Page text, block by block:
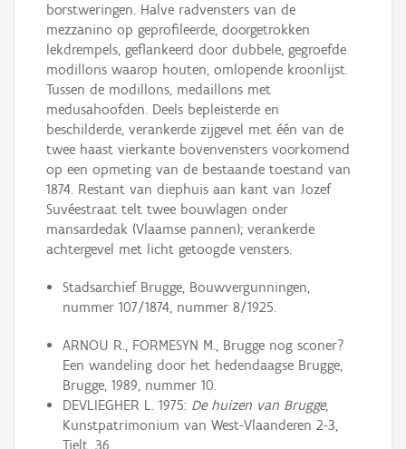
borstweringen. Halve radvensters van de
mezzanino op geprofileerde, doorgetrokken
lekdrempels, geflankeerd door dubbele, gegroefde
modillons waarop houten, omlopende kroonlijst.
Tussen de modillons, medaillons met
medusahoofden. Deels bepleisterde en
beschilderde, verankerde zijgevel met één van de
twee haast vierkante bovenvensters voorkomend
op een opmeting van de bestaande toestand van
1874. Restant van diephuis aan kant van Jozef
Suvéestraat telt twee bouwlagen onder
mansardedak (Vlaamse pannen); verankerde
achtergevel met licht getoogde vensters.
Stadsarchief Brugge, Bouwvergunningen,
nummer 107/1874, nummer 8/1925.
ARNOU R., FORMESYN M., Brugge nog sconer?
Een wandeling door het hedendaagse Brugge,
Brugge, 1989, nummer 10.
DEVLIEGHER L. 1975: De huizen van Brugge,
Kunstpatrimonium van West-Vlaanderen 2-3,
Tielt, 36.